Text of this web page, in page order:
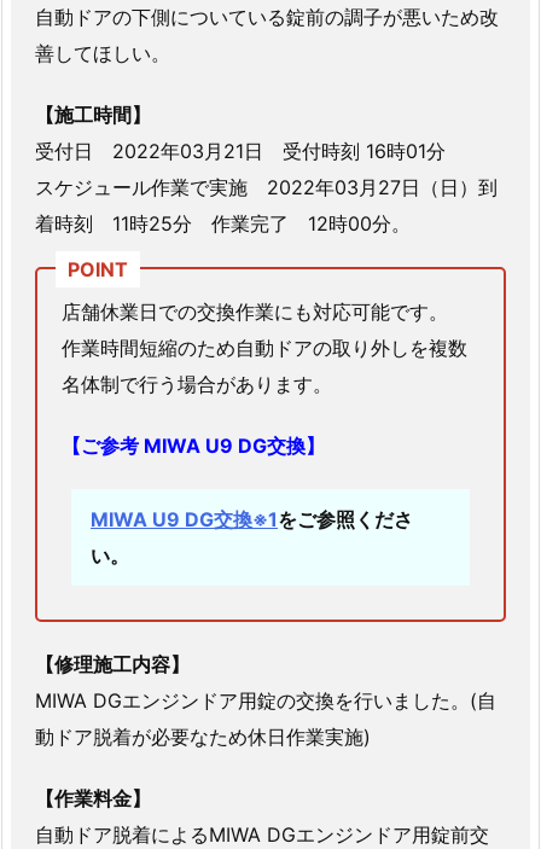
市
南
山
店
の
自
動
ア
の
鍵
開
奈
川
県
模
原
自動ドアの下側についている錠前の調子が悪いため改
善してほしい。
【施工時間】
受付日 2022年03月21日 受付時刻 16時01分
スケジュール作業で実施 2022年03月27日（日）到
着時刻 11時25分 作業完了 12時00分。
店舗休業日での交換作業にも対応可能です。
作業時間短縮のため自動ドアの取り外しを複数
名体制で行う場合があります。
【ご参考 MIWA U9 DG交換】
MIWA U9 DG交換※1をご参照くださ
い。
【修理施工内容】
MIWA DGエンジンドア用錠の交換を行いました。(自
動ドア脱着が必要なため休日作業実施)
【作業料金】
自動ドア脱着によるMIWA DGエンジンドア用錠前交